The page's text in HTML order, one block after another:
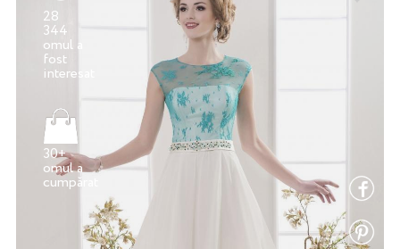
28
344
omul a
fost
30+
omul a